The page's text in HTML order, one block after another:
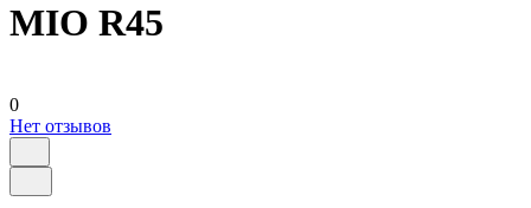
MIO R45
0
Нет отзывов